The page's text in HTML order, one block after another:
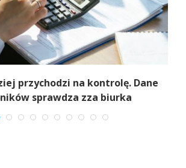
przychodzi na kontrolę. Dane
sprawdza zza biurka